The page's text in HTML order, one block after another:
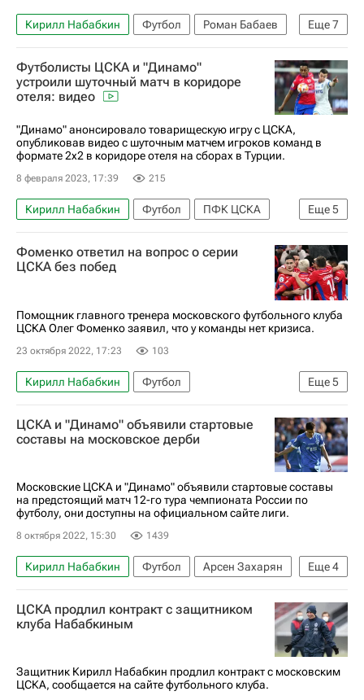
Еще7
Кирилл Набабкин Футбол
Роман Бабаев
Игорь Дивеев
ПФК ЦСКА
Трансферы
Трансферы в РПЛ
Футбольные трансферы и слухи
Интернасьонал
Мойзес
Футболисты ЦСКА и "Динамо"
устроили шуточный матч в коридоре
отеля: видео
"Динамо" анонсировало товарищескую игру с ЦСКА,
опубликовав видео с шуточным матчем игроков команд в
формате 2х2 в коридоре отеля на сборах в Турции.
8 февраля 2023, 17:39 215
Еще5
Кирилл Набабкин Футбол
ПФК ЦСКА
Динамо Москва
Саба Сазонов
Эли Даса
Бактиер Зайнутдинов
Спорт — видео
Фоменко ответил на вопрос о серии
ЦСКА без побед
Помощник главного тренера московского футбольного клуба
ЦСКА Олег Фоменко заявил, что у команды нет кризиса.
23 октября 2022, 17:23 103
Еще5
Кирилл Набабкин
Футбол
РПЛ 2026-2027 (Чемпионат России по футболу)
ПФК ЦСКА
Олег Фоменко
Оренбург
ЦСКА и "Динамо" объявили стартовые
составы на московское дерби
Московские ЦСКА и "Динамо" объявили стартовые составы
на предстоящий матч 12-го тура чемпионата России по
футболу, они доступны на официальном сайте лиги.
8 октября 2022, 15:30 1439
Еще4
Кирилл Набабкин Футбол
Арсен Захарян
Игорь Акинфеев
Георгий Щенников
Динамо Москва
ПФК ЦСКА
ЦСКА продлил контракт с защитником
клуба Набабкиным
Защитник Кирилл Набабкин продлил контракт с московским
ЦСКА, сообщается на сайте футбольного клуба.